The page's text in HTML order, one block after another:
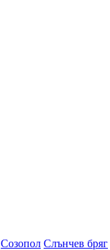
Созопол Слънчев бряг